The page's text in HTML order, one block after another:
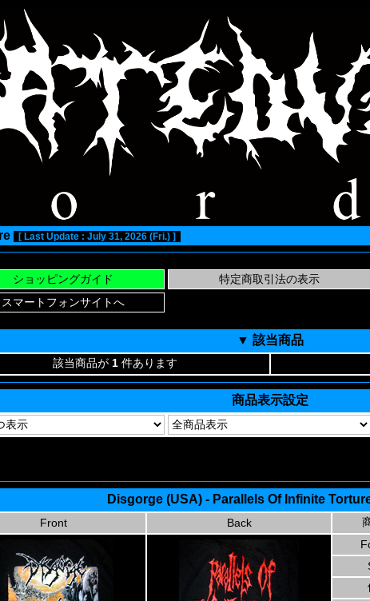
[ Last Update : July 31, 2026 (Fri.) ]
▼ 該当商品
該当商品が 1 件あります
商品表示設定
Disgorge (USA) - Parallels Of Infinite
Front Back